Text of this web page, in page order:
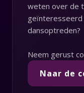
weten over de
geïnteresseerd
dansoptreden?
Neem gerust
Naar de